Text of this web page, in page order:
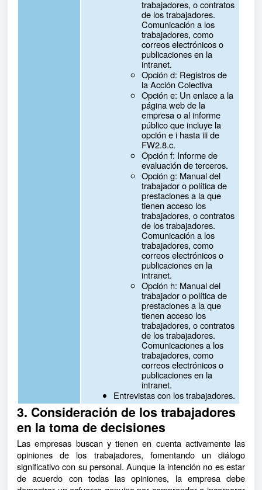
trabajadores, o contratos
de los trabajadores.
Comunicación a los
trabajadores, como
correos electrónicos o
publicaciones en la
intranet.
Opción d: Registros de
la Acción Colectiva
Opción e: Un enlace a la
página web de la
empresa o al informe
público que incluye la
opción e i hasta iii de
FW2.8.c.
Opción f: Informe de
evaluación de terceros.
Opción g: Manual del
trabajador o política de
prestaciones a la que
tienen acceso los
trabajadores, o contratos
de los trabajadores.
Comunicación a los
trabajadores, como
correos electrónicos o
publicaciones en la
intranet.
Opción h: Manual del
trabajador o política de
prestaciones a la que
tienen acceso los
trabajadores, o contratos
de los trabajadores.
Comunicaciones a los
trabajadores, como
correos electrónicos o
publicaciones en la
intranet.
Entrevistas con los trabajadores.
3. Consideración de los trabajadores
en la toma de decisiones
Las empresas buscan y tienen en cuenta activamente las
opiniones de los trabajadores, fomentando un diálogo
significativo con su personal. Aunque la intención no es estar
de acuerdo con todas las opiniones, la empresa debe